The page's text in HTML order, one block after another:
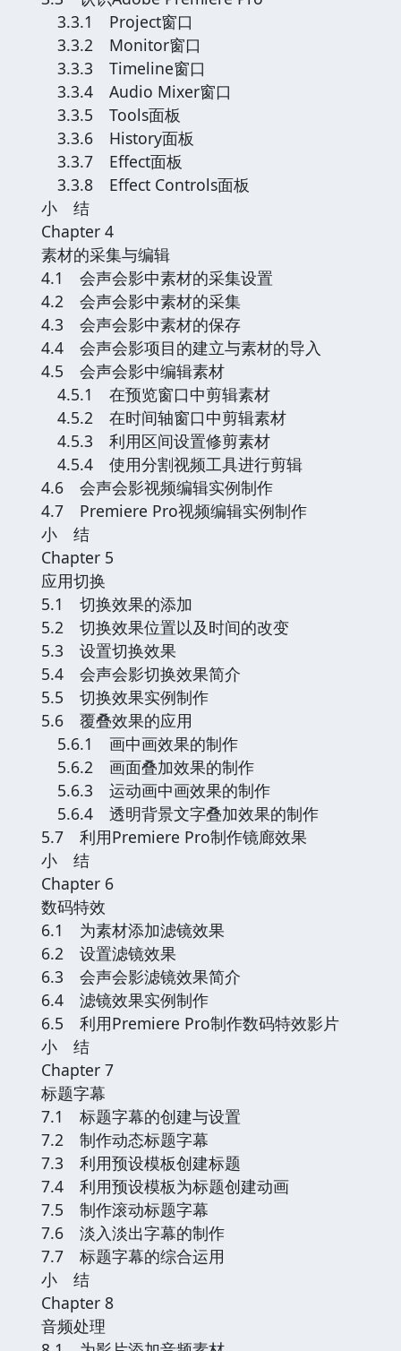
3.3.1 Project窗口
3.3.2 Monitor窗口
3.3.3 Timeline窗口
3.3.4 Audio Mixer窗口
3.3.5 Tools面板
3.3.6 History面板
3.3.7 Effect面板
3.3.8 Effect Controls面板
小 结
Chapter 4
素材的采集与编辑
4.1 会声会影中素材的采集设置
4.2 会声会影中素材的采集
4.3 会声会影中素材的保存
4.4 会声会影项目的建立与素材的导入
4.5 会声会影中编辑素材
4.5.1 在预览窗口中剪辑素材
4.5.2 在时间轴窗口中剪辑素材
4.5.3 利用区间设置修剪素材
4.5.4 使用分割视频工具进行剪辑
4.6 会声会影视频编辑实例制作
4.7 Premiere Pro视频编辑实例制作
小 结
Chapter 5
应用切换
5.1 切换效果的添加
5.2 切换效果位置以及时间的改变
5.3 设置切换效果
5.4 会声会影切换效果简介
5.5 切换效果实例制作
5.6 覆叠效果的应用
5.6.1 画中画效果的制作
5.6.2 画面叠加效果的制作
5.6.3 运动画中画效果的制作
5.6.4 透明背景文字叠加效果的制作
5.7 利用Premiere Pro制作镜廊效果
小 结
Chapter 6
数码特效
6.1 为素材添加滤镜效果
6.2 设置滤镜效果
6.3 会声会影滤镜效果简介
6.4 滤镜效果实例制作
6.5 利用Premiere Pro制作数码特效影片
小 结
Chapter 7
标题字幕
7.1 标题字幕的创建与设置
7.2 制作动态标题字幕
7.3 利用预设模板创建标题
7.4 利用预设模板为标题创建动画
7.5 制作滚动标题字幕
7.6 淡入淡出字幕的制作
7.7 标题字幕的综合运用
小 结
Chapter 8
音频处理